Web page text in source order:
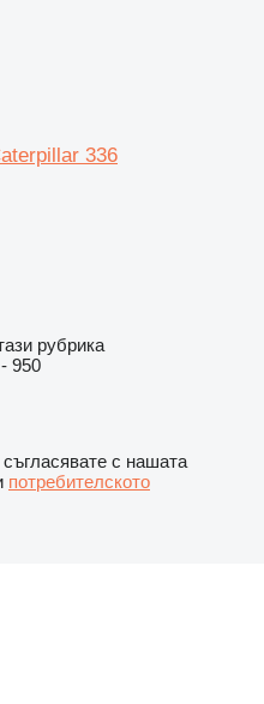
336
рубрика
950
с нашата
потребителското